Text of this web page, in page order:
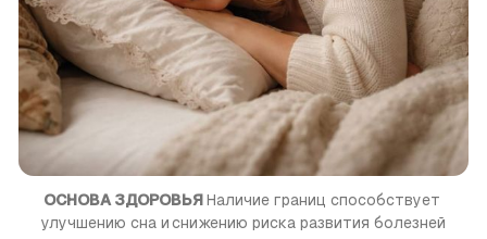
ОСНОВА ЗДОРОВЬЯ Наличие границ способствует
улучшению сна и снижению риска развития болезней